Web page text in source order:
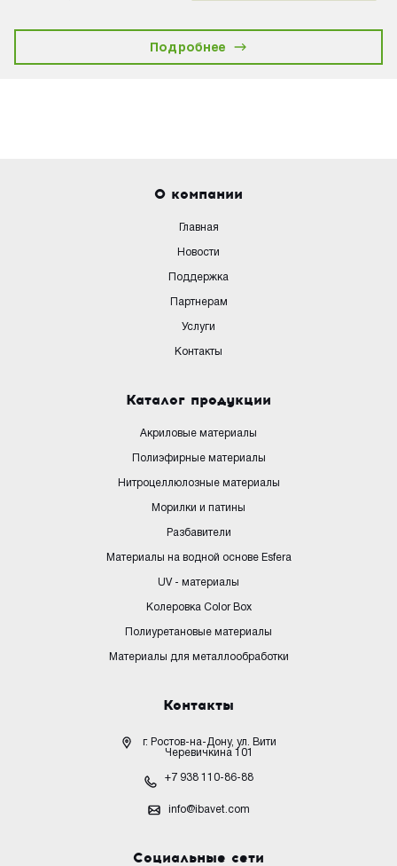
Подробнее
О компании
Главная
Новости
Поддержка
Партнерам
Услуги
Контакты
Каталог продукции
Акриловые материалы
Полиэфирные материалы
Нитроцеллюлозные материалы
Морилки и патины
Разбавители
Материалы на водной основе Esfera
UV - материалы
Колеровка Color Box
Полиуретановые материалы
Материалы для металлообработки
Контакты
г. Ростов-на-Дону, ул. Вити
Черевичкина 101
+7 938 110-86-88
info@ibavet.com
Социальные сети